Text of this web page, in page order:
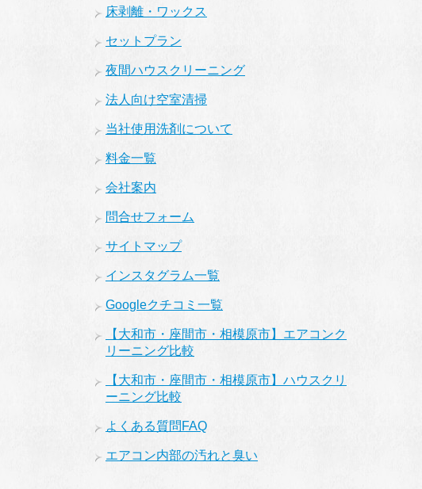
床剥離・ワックス
セットプラン
夜間ハウスクリーニング
法人向け空室清掃
当社使用洗剤について
料金一覧
会社案内
問合せフォーム
サイトマップ
インスタグラム一覧
Googleクチコミ一覧
【大和市・座間市・相模原市】エアコンク
リーニング比較
【大和市・座間市・相模原市】ハウスクリ
ーニング比較
よくある質問FAQ
エアコン内部の汚れと臭い